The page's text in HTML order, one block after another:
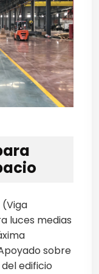
(Viga
luces medias
sobre
edificio